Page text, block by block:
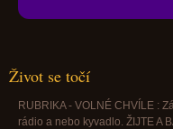
Život se točí
RUBRIKA - VOLNÉ CHVÍLE :
rádio a nebo kyvadlo. ŽIJTE A